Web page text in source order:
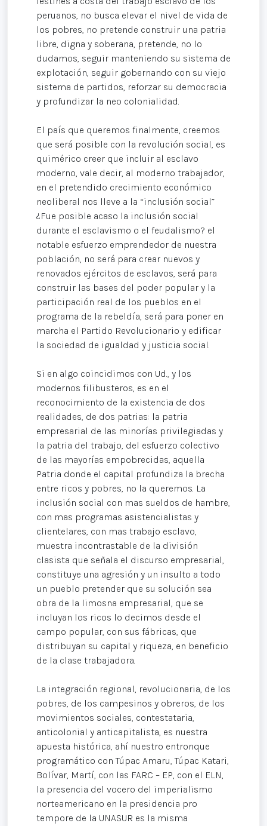
peruanos, no busca elevar el nivel de vida de
los pobres, no pretende construir una patria
libre, digna y soberana, pretende, no lo
dudamos, seguir manteniendo su sistema de
explotación, seguir gobernando con su viejo
sistema de partidos, reforzar su democracia
y profundizar la neo colonialidad.
El país que queremos finalmente, creemos
que será posible con la revolución social, es
quimérico creer que incluir al esclavo
moderno, vale decir, al moderno trabajador,
en el pretendido crecimiento económico
neoliberal nos lleve a la “inclusión social”
¿Fue posible acaso la inclusión social
durante el esclavismo o el feudalismo? el
notable esfuerzo emprendedor de nuestra
población, no será para crear nuevos y
renovados ejércitos de esclavos, será para
construir las bases del poder popular y la
participación real de los pueblos en el
programa de la rebeldía, será para poner en
marcha el Partido Revolucionario y edificar
la sociedad de igualdad y justicia social.
Si en algo coincidimos con Ud., y los
modernos filibusteros, es en el
reconocimiento de la existencia de dos
realidades, de dos patrias: la patria
empresarial de las minorías privilegiadas y
la patria del trabajo, del esfuerzo colectivo
de las mayorías empobrecidas, aquella
Patria donde el capital profundiza la brecha
entre ricos y pobres, no la queremos. La
inclusión social con mas sueldos de hambre,
con mas programas asistencialistas y
clientelares, con mas trabajo esclavo,
muestra incontrastable de la división
clasista que señala el discurso empresarial,
constituye una agresión y un insulto a todo
un pueblo pretender que su solución sea
obra de la limosna empresarial, que se
incluyan los ricos lo decimos desde el
campo popular, con sus fábricas, que
distribuyan su capital y riqueza, en beneficio
de la clase trabajadora.
La integración regional, revolucionaria, de los
pobres, de los campesinos y obreros, de los
movimientos sociales, contestataria,
anticolonial y anticapitalista, es nuestra
apuesta histórica, ahí nuestro entronque
programático con Túpac Amaru, Túpac Katari,
Bolívar, Martí, con las FARC – EP, con el ELN,
la presencia del vocero del imperialismo
norteamericano en la presidencia pro
tempore de la UNASUR es la misma